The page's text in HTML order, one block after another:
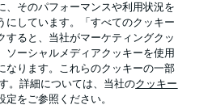
、そのパフォーマンスや利用状況を
にしています。「すべてのクッキー
すると、当社がマーケティングクッ
ソーシャルメディアクッキーを使用
なります。これらのクッキーの一部
。詳細については、当社のクッキー
定をご参照ください。